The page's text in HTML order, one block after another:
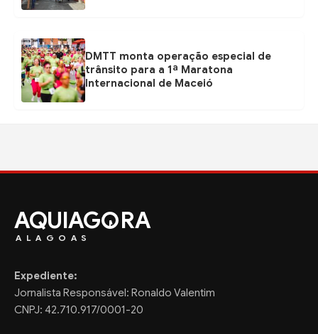
DMTT monta operação especial de
trânsito para a 1ª Maratona
Internacional de Maceió
AQUIAG RA
ALAGOAS
Expediente:
Jornalista Responsável: Ronaldo Valentim
CNPJ: 42.710.917/0001-20